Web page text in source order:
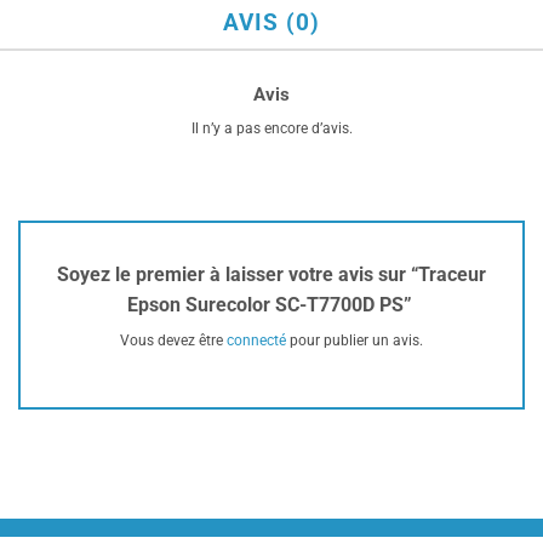
AVIS (0)
Avis
Il n’y a pas encore d’avis.
Soyez le premier à laisser votre avis sur “Traceur
Epson Surecolor SC-T7700D PS”
Vous devez être connecté pour publier un avis.